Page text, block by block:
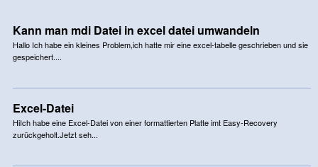
Kann man mdi Datei in excel datei umwandeln
Hallo Ich habe ein kleines Problem,ich hatte mir eine excel-tabelle geschrieben und sie
gespeichert....
Excel-Datei
HiIch habe eine Excel-Datei von einer formattierten Platte imt Easy-Recovery
zurückgeholt.Jetzt seh...